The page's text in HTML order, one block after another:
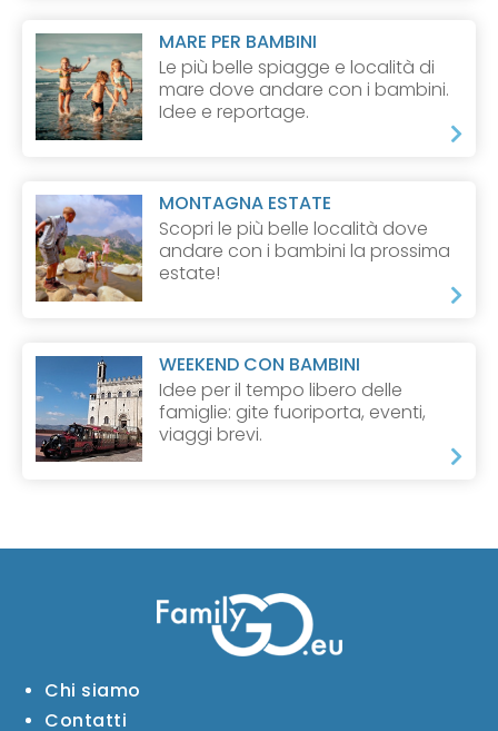
MARE PER BAMBINI
Le più belle spiagge e località di
mare dove andare con i bambini.
Idee e reportage.
MONTAGNA ESTATE
Scopri le più belle località dove
andare con i bambini la prossima
estate!
WEEKEND CON BAMBINI
Idee per il tempo libero delle
famiglie: gite fuoriporta, eventi,
viaggi brevi.
Chi siamo
Contatti